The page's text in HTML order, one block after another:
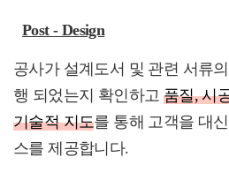
Post - Design
공사가 설계도서 및 관련 서류
행 되었는지 확인하고 품질, 시
기술적 지도를 통해 고객을 대
스를 제공합니다.